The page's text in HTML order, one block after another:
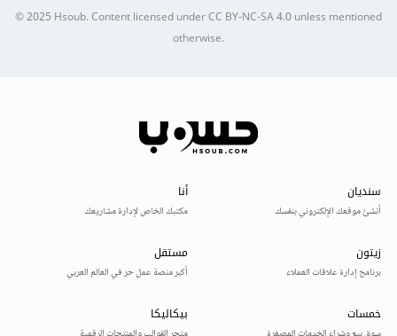
© 2025Hsoub.Content licensed underCC BY-NC-SA 4.0unless mentioned
otherwise.